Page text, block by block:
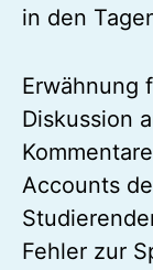
in den
Erwähnung
Diskussion
Accounts
Fehler zur